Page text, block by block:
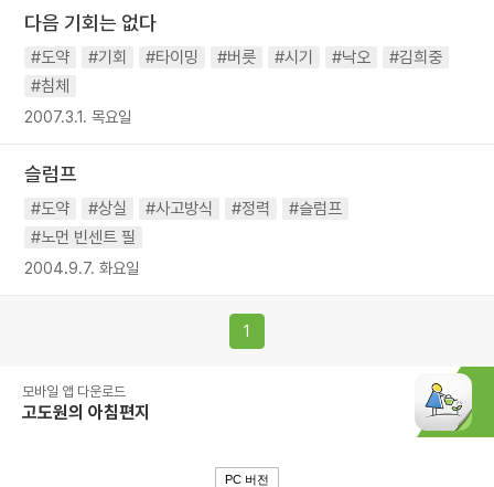
다음 기회는 없다
#도약 #기회 #타이밍 #버릇 #시기 #낙오
#김희중
#침체
2007.3.1. 목요일
슬럼프
#도약 #상실 #사고방식 #정력
#슬럼프
#노먼 빈센트 필
2004.9.7. 화요일
1
모바일 앱 다운로드
고도원의 아침편지
PC 버전